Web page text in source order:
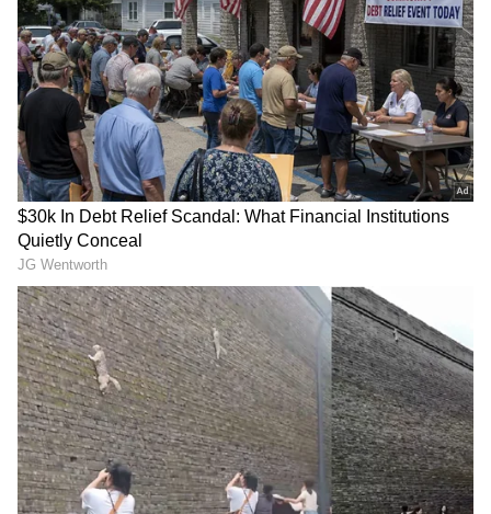
ಸಾವರ್ಕರ್ ಬಗ್ಗೆ ಶಾಲಾ
ರಸಪ್ರಶ್ನೆಯಲ್ಲಿ ಕೇಳಿದ್ದೇ
ತಪ್ಪಾಯ್ತಾ? ಕೇರಳದಲ್ಲಿ ಭುಗಿಲೆದ್ದ
ಸಂಪುಟದಲ್ಲಿ ಮತ್ತೆ ‘ಅದಲು-
ವಿಶ್ವದ ಹಳೆಯ ದೈತ್ಯ ಆಮೆಗೀಗ
195 ವರ್ಷ: ಪ್ರಧಾನಿ ಮೋದಿಗೂ
1917ರಲ್ಲಿ ಬ್ರಿಟಿಷರಿಗೆ 35 ಸಾವಿರ
ಸಾಲ: ಈಗ ಸಿಕ್ಕಿತು ದಾಖಲೆ- ಹಣ